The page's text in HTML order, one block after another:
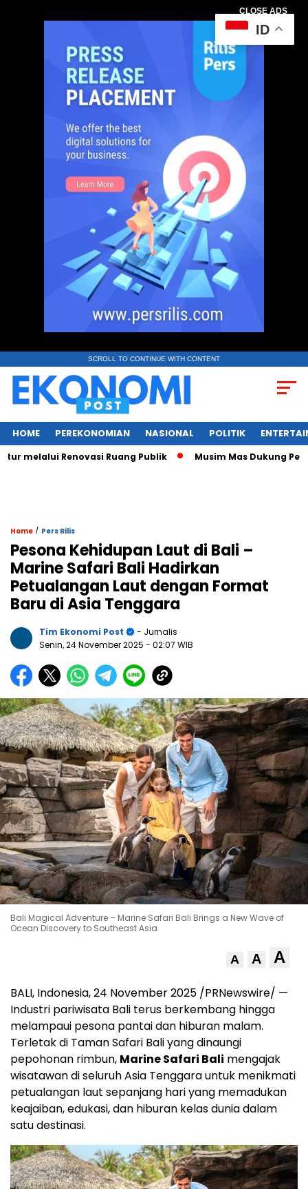
CLOSE ADS
SCROLL TO CONTINUE WITH CONTENT
HOME PEREKONOMIAN NASIONAL POLITIK
Renovasi Ruang Publik Musim Mas Dukung
Home / Pers Rilis
Pesona Kehidupan Laut di Bali –
Marine Safari Bali Hadirkan
Petualangan Laut dengan Format
Baru di Asia Tenggara
Tim Ekonomi Post
- Jurnalis
Senin, 24 November 2025 - 02:07 WIB
Bali Magical Adventure – Marine Safari Bali Brings a New Wave of
Ocean Discovery to Southeast Asia
A A A
BALI, Indonesia,24 November 2025 /PRNewswire/ —
Industri pariwisata Bali terus berkembang hingga
melampaui pesona pantai dan hiburan malam.
Terletak di Taman Safari Bali yang dinaungi
pepohonan rimbun, Marine Safari Bali mengajak
wisatawan di seluruhAsia Tenggarauntuk menikmati
petualangan laut sepanjang hari yang memadukan
keajaiban, edukasi, dan hiburan kelas dunia dalam
satu destinasi.
ID